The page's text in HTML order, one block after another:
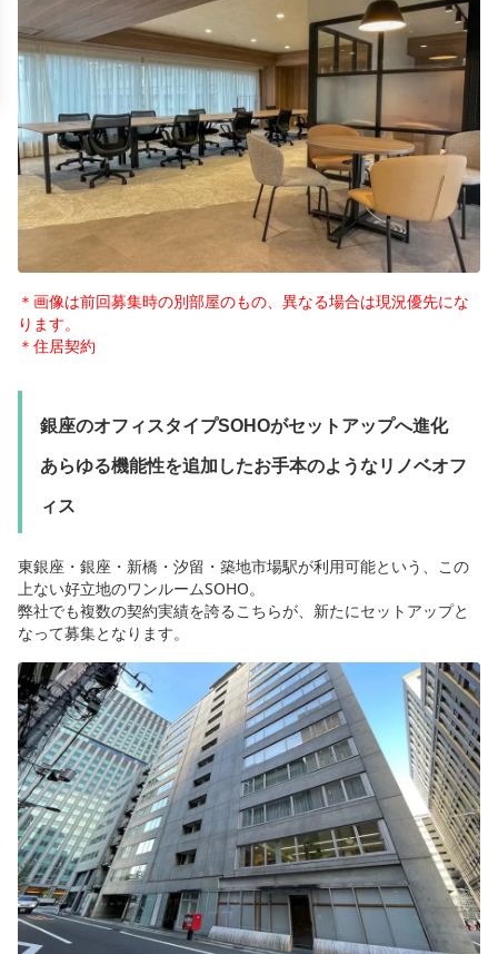
＊画像は前回募集時の別部屋のもの、異なる場合は現況優先にな
ります。
＊住居契約
銀座のオフィスタイプSOHOがセットアップへ進化
あらゆる機能性を追加したお手本のようなリノベオフ
ィス
東銀座・銀座・新橋・汐留・築地市場駅が利用可能という、この
上ない好立地のワンルームSOHO。
弊社でも複数の契約実績を誇るこちらが、新たにセットアップと
なって募集となります。